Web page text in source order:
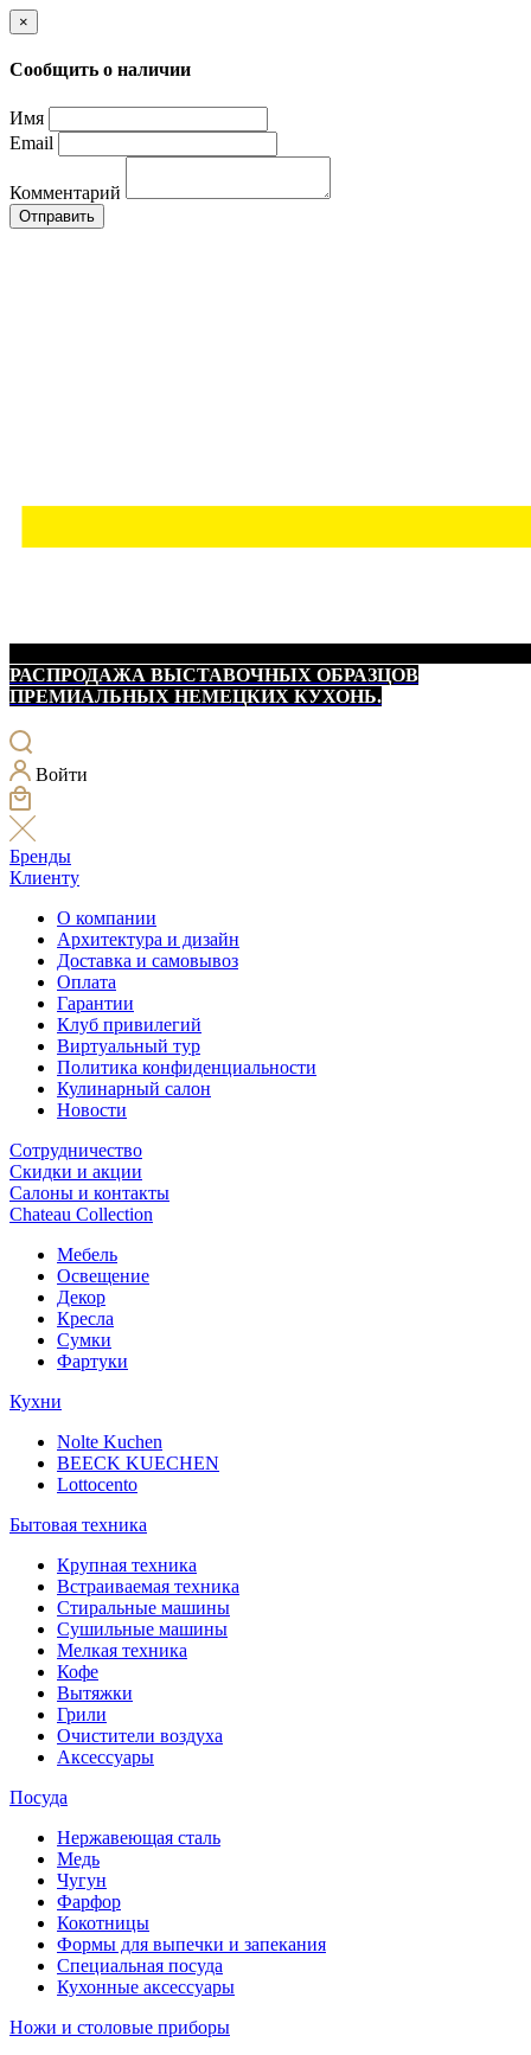
×
Сообщить о наличии
Имя
Email
Комментарий
Отправить
РАСПРОДАЖА ВЫСТАВОЧНЫХ ОБРАЗЦОВ
ПРЕМИАЛЬНЫХ НЕМЕЦКИХ КУХОНЬ.
Войти
Бренды
Клиенту
О компании
Архитектура и дизайн
Доставка и самовывоз
Оплата
Гарантии
Клуб привилегий
Виртуальный тур
Политика конфиденциальности
Кулинарный салон
Новости
Сотрудничество
Скидки и акции
Салоны и контакты
Chateau Collection
Мебель
Освещение
Декор
Кресла
Сумки
Фартуки
Кухни
Nolte Kuchen
BEECK KUECHEN
Lottocento
Бытовая техника
Крупная техника
Встраиваемая техника
Стиральные машины
Сушильные машины
Мелкая техника
Кофе
Вытяжки
Грили
Очистители воздуха
Аксессуары
Посуда
Нержавеющая сталь
Медь
Чугун
Фарфор
Кокотницы
Формы для выпечки и запекания
Специальная посуда
Кухонные аксессуары
Ножи и столовые приборы